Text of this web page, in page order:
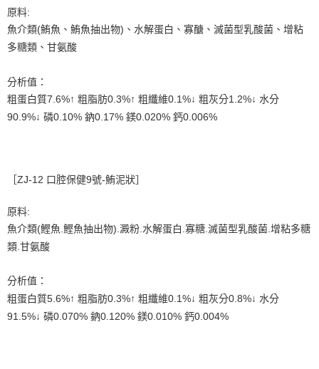
原料:
魚介類(鮪魚、鮪魚抽出物)、水解蛋白、寡醣、滅菌型乳酸菌、增粘
多糖類、甘氨酸
分析值：
粗蛋白質7.6%↑ 粗脂肪0.3%↑ 粗纖維0.1%↓ 粗灰分1.2%↓ 水分
90.9%↓ 磷0.10% 鈉0.17% 鎂0.020% 鈣0.006%
［ZJ-12 口腔保健9號-鮪泥狀］
原料:
魚介類(鰹魚.鰹魚抽出物).澱粉.水解蛋白.寡糖.滅菌型乳酸菌.增粘多糖
類.甘氨酸
分析值：
粗蛋白質5.6%↑ 粗脂肪0.3%↑ 粗纖維0.1%↓ 粗灰分0.8%↓ 水分
91.5%↓ 磷0.070% 鈉0.120% 鎂0.010% 鈣0.004%